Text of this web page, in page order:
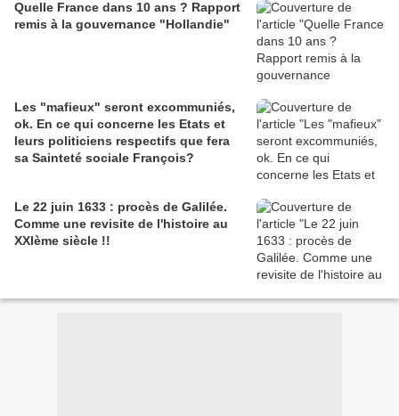
Quelle France dans 10 ans ? Rapport
remis à la gouvernance "Hollandie"
Les "mafieux" seront excommuniés,
ok. En ce qui concerne les Etats et
leurs politiciens respectifs que fera
sa Sainteté sociale François?
Le 22 juin 1633 : procès de Galilée.
Comme une revisite de l'histoire au
XXIème siècle !!